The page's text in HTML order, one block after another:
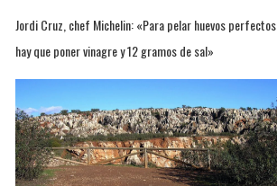
Jordi Cruz, chef Michelin: «Para pelar huevos perfectos
hay que poner vinagre y 12 gramos de sal»